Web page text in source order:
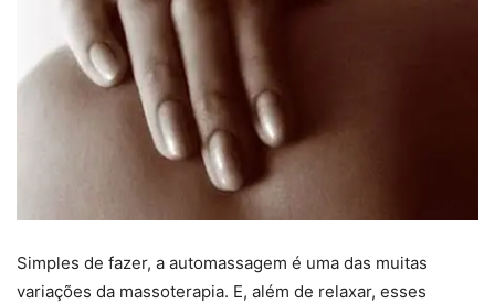
Simples de fazer, a automassagem é uma das muitas
variações da massoterapia. E, além de relaxar, esses